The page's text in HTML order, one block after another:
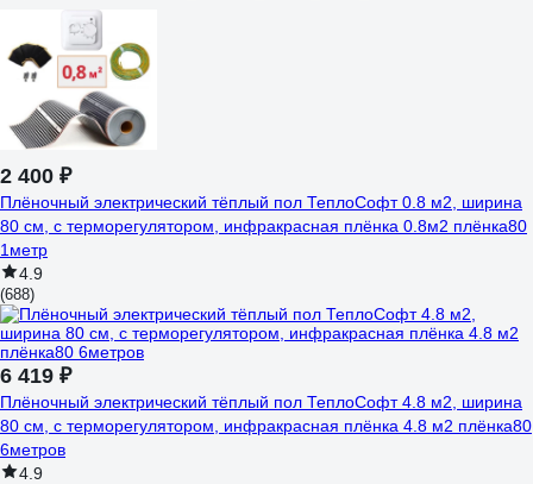
2 400 ₽
Плёночный электрический тёплый пол ТеплоСофт 0.8 м2, ширина
80 см, с терморегулятором, инфракрасная плёнка 0.8м2 плёнка80
1метр
4.9
(688)
6 419 ₽
Плёночный электрический тёплый пол ТеплоСофт 4.8 м2, ширина
80 см, с терморегулятором, инфракрасная плёнка 4.8 м2 плёнка80
6метров
4.9